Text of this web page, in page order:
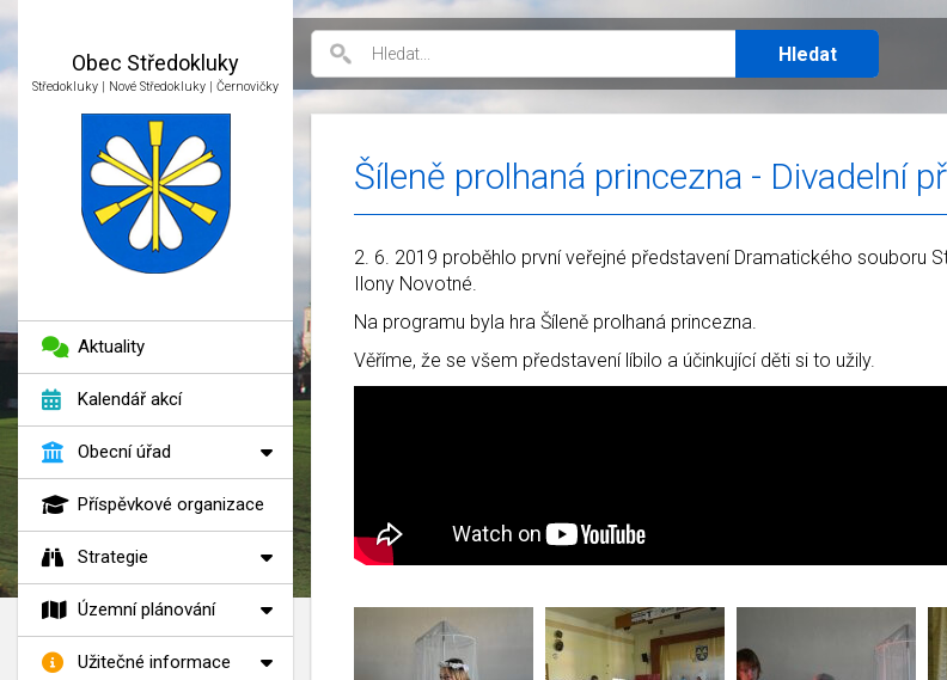
Obec Středokluky
Středokluky | Nové Středokluky | Černovičky
Šíleně prolhaná princezna - Divadelní
2. 6. 2019 proběhlo první veřejné představení Dramatického souboru
Ilony Novotné.
Na programu byla hra Šíleně prolhaná princezna.
Věříme, že se všem představení líbilo a účinkující děti si to užily.
Aktuality
Kalendář akcí
Obecní úřad
Příspěvkové organizace
Strategie
Územní plánování
Užitečné informace